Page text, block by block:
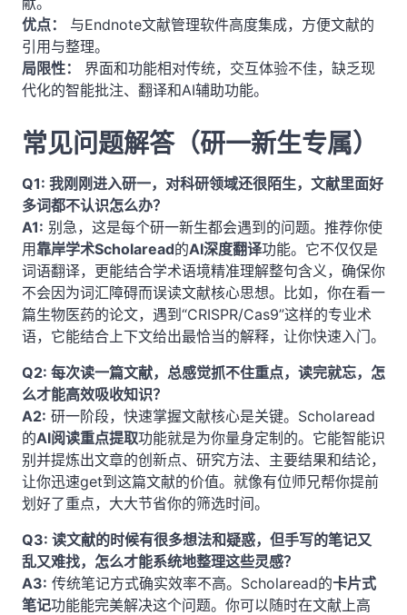
优点：
与Endnote文献管理软件高度集成，方便文献的
引用与整理。
局限性：
界面和功能相对传统，交互体验不佳，缺乏现
代化的智能批注、翻译和AI辅助功能。
常见问题解答（研一新生专属）
Q1: 我刚刚进入研一，对科研领域还很陌生，文献里面好
多词都不认识怎么办？
A1: 别急，这是每个研一新生都会遇到的问题。推荐你使
用靠岸学术Scholaread的AI深度翻译功能。它不仅仅是
词语翻译，更能结合学术语境精准理解整句含义，确保你
不会因为词汇障碍而误读文献核心思想。比如，你在看一
篇生物医药的论文，遇到“CRISPR/Cas9”这样的专业术
语，它能结合上下文给出最恰当的解释，让你快速入门。
Q2: 每次读一篇文献，总感觉抓不住重点，读完就忘，怎
么才能高效吸收知识？
A2: 研一阶段，快速掌握文献核心是关键。Scholaread
的AI阅读重点提取功能就是为你量身定制的。它能智能识
别并提炼出文章的创新点、研究方法、主要结果和结论，
让你迅速get到这篇文献的价值。就像有位师兄帮你提前
划好了重点，大大节省你的筛选时间。
Q3: 读文献的时候有很多想法和疑惑，但手写的笔记又
乱又难找，怎么才能系统地整理这些灵感？
A3: 传统笔记方式确实效率不高。Scholaread的卡片式
笔记功能能完美解决这个问题。你可以随时在文献上高